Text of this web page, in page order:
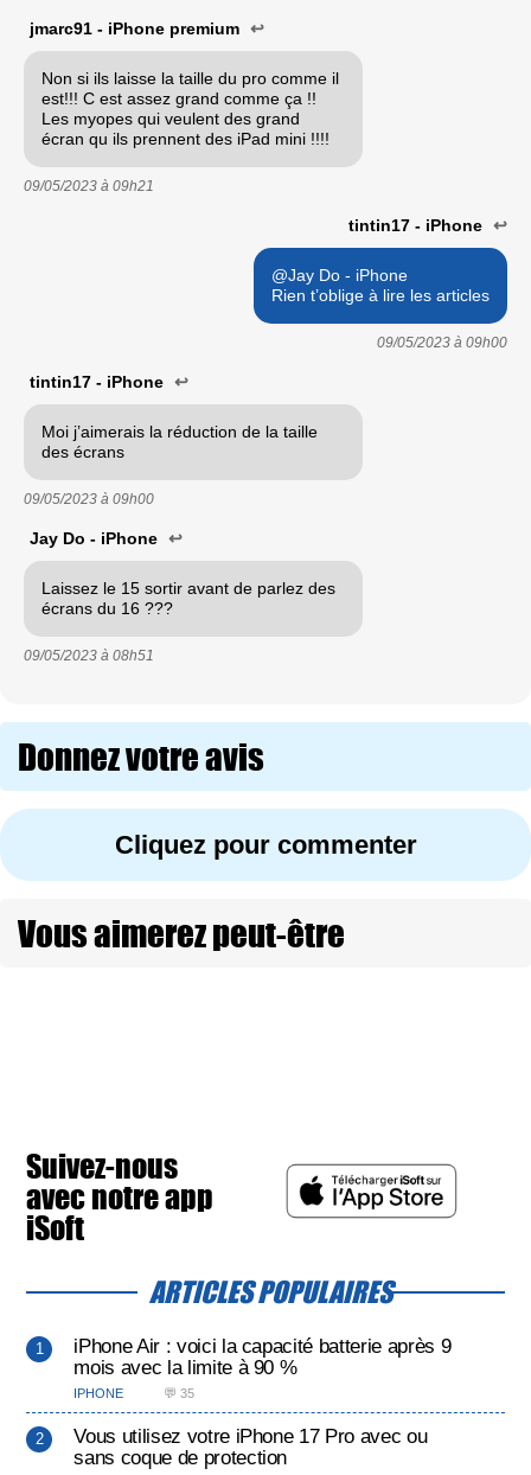
jmarc91 - iPhone premium ↩
Non si ils laisse la taille du pro comme il
est!!! C est assez grand comme ça !!
Les myopes qui veulent des grand
écran qu ils prennent des iPad mini !!!!
09/05/2023 à 09h21
tintin17 - iPhone ↩
@Jay Do - iPhone
Rien t’oblige à lire les articles
09/05/2023 à 09h00
tintin17 - iPhone ↩
Moi j’aimerais la réduction de la taille
des écrans
09/05/2023 à 09h00
Jay Do - iPhone ↩
Laissez le 15 sortir avant de parlez des
écrans du 16 ???
09/05/2023 à 08h51
Donnez votre avis
Cliquez pour commenter
Vous aimerez peut-être
Suivez-nous
avec notre app
iSoft
ARTICLES POPULAIRES
iPhone Air : voici la capacité batterie après 9
mois avec la limite à 90 %
IPHONE 💬 35
Vous utilisez votre iPhone 17 Pro avec ou
sans coque de protection